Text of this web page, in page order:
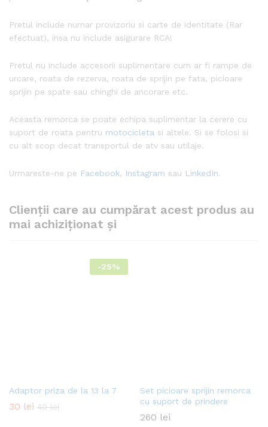
Pretul include numar provizoriu si carte de identitate (Rar
efectuat), insa nu include asigurare RCA!
Pretul nu include accesorii suplimentare cum ar fi rampe de
urcare, roata de rezerva, roata de sprijin pe fata, picioare
sprijin pe spate sau chinghi de ancorare etc.
Aceasta remorca se poate echipa suplimentar la cerere cu
suport de roata pentru motocicleta si altele. Si se folosi si
cu alt scop decat transportul de atv sau utilaje.
Urmareste-ne pe Facebook, Instagram sau LinkedIn.
Clienții care au cumpărat acest produs au
mai achiziționat și
-25%
Adaptor priza de la 13 la 7
30 lei 40lei
Set picioare sprijin remorca
cu suport de prindere
260 lei